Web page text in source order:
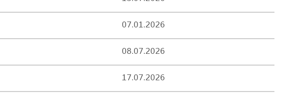
07.01.2026
08.07.2026
17.07.2026